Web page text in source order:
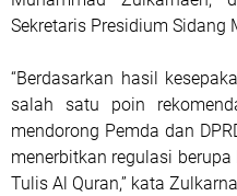
Sekretaris Presidium Sidang
“Berdasarkan hasil
salah satu poin
mendorong Pemda dan
menerbitkan regulasi
Tulis Al Quran,” kata